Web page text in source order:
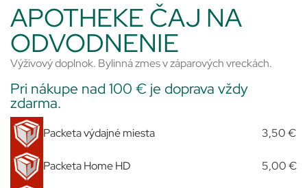
APOTHEKE ČAJ NA
ODVODNENIE
Výživový doplnok. Bylinná zmes v záparových vreckách.
Pri nákupe nad 100 € je doprava vždy
zdarma.
Packeta výdajné miesta 3,50 €
Packeta Home HD 5,00 €